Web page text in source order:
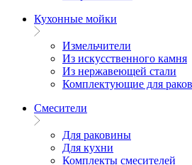
Кухонные мойки
Измельчители
Из искусственного камня
Из нержавеющей стали
Комплектующие для
Смесители
Для раковины
Для кухни
Комплекты смесителей